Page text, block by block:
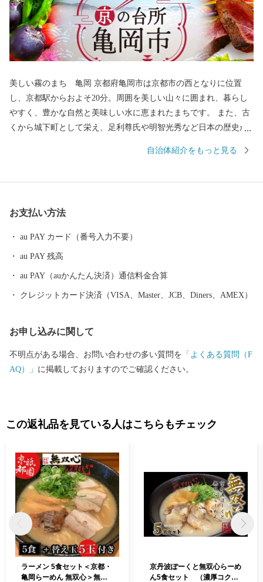
美しい霧のまち 亀岡 京都府亀岡市は京都市の西となりに位置
し、京都駅からおよそ20分。周囲を美しい山々に囲まれ、暮らし
やすく、豊かな自然と美味しい水に恵まれたまちです。 また、古
くから城下町として栄え、足利尊氏や明智光秀など日本の歴史が
亀岡盆地一帯に発生する「丹波霧」が、亀岡を象徴する風景とし
21,600人の観客収容能力を誇り、Jリーグ 京都サンガF.C.のホーム
級のイベント会場として活用が期待されています。
自治体紹介をもっと見る
お支払い方法
au PAY カード（番号入力不要）
au PAY 残高
au PAY（auかんたん決済）通信料金合算
クレジットカード決済（VISA、Master、JCB、Diners、AMEX）
お申し込みに関して
不明点がある場合、お問い合わせの多い質問を 「よくある質問（F
AQ）」 に掲載しておりますのでご確認ください。
この返礼品を見ている人はこちらもチェック
ラーメン 5食セット＜京都・
亀岡らーめん 無双心＞無双
京丹波ぽーくと無双心らーめ
ん5食セット （濃厚コク